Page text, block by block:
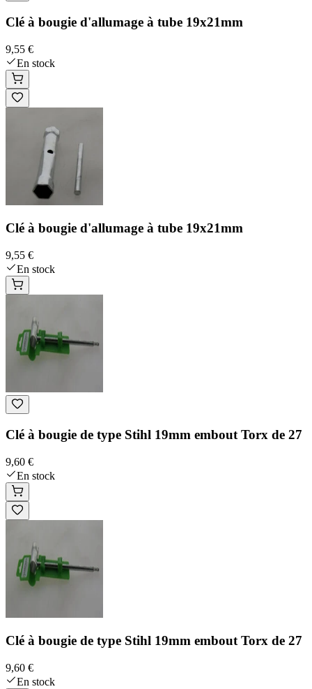
Clé à bougie d'allumage à tube 19x21mm
9,55 €
En stock
Clé à bougie d'allumage à tube 19x21mm
9,55 €
En stock
Clé à bougie de type Stihl 19mm embout Torx de 27
9,60 €
En stock
Clé à bougie de type Stihl 19mm embout Torx de 27
9,60 €
En stock